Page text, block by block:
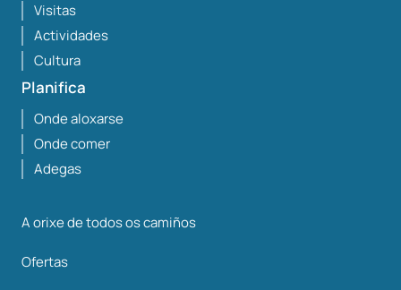
Visitas
Actividades
Cultura
Planifica
Onde aloxarse
Onde comer
Adegas
A orixe de todos os camiños
Ofertas